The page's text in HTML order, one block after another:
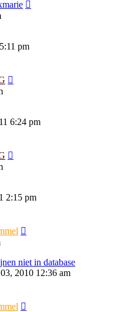
pm
6:24 pm
2:15 pm
niet in database
2010 12:36 am